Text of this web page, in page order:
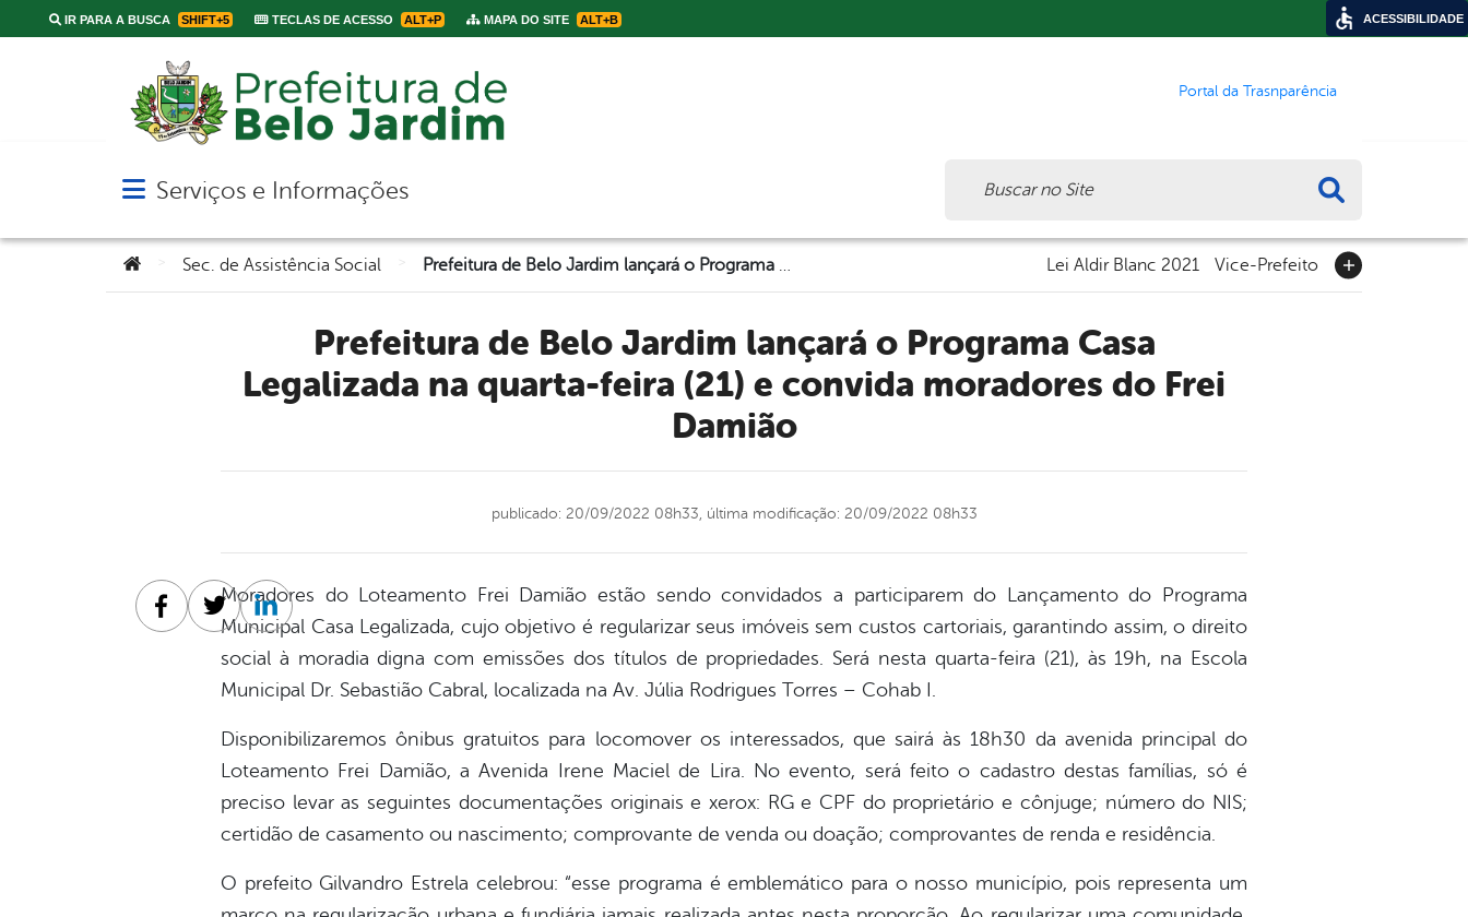
IR PARA A BUSCA SHIFT+5 TECLAS DE ACESSO ALT+P MAPA DO SITE ALT+B
Portal da Trasnparência
Abrir menu principal de navegação
Serviços e Informações
Você está aqui:Sec. de Assistência Social Lei Aldir Blanc 2021 Vice-Prefeito
Prefeitura de Belo Jardim lançará o Programa Casa
Legalizada na quarta-feira (21) e convida moradores do Frei
Damião
publicado: 20/09/2022 08h33, última modificação: 20/09/2022 08h33
Moradores do Loteamento Frei Damião estão sendo convidados a participarem do Lançamento do Programa
Municipal Casa Legalizada, cujo objetivo é regularizar seus imóveis sem custos cartoriais, garantindo assim, o direito
social à moradia digna com emissões dos títulos de propriedades. Será nesta quarta-feira (21), às 19h, na Escola
Municipal Dr. Sebastião Cabral, localizada na Av. Júlia Rodrigues Torres – Cohab I.
Disponibilizaremos ônibus gratuitos para locomover os interessados, que sairá às 18h30 da avenida principal do
Loteamento Frei Damião, a Avenida Irene Maciel de Lira. No evento, será feito o cadastro destas famílias, só é
preciso levar as seguintes documentações originais e xerox: RG e CPF do proprietário e cônjuge; número do NIS;
certidão de casamento ou nascimento; comprovante de venda ou doação; comprovantes de renda e residência.
O prefeito Gilvandro Estrela celebrou: “esse programa é emblemático para o nosso município, pois representa um
Facebook
TwitterLinkedin
ACESSIBILIDADE